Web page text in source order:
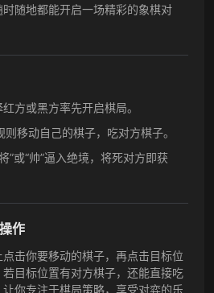
随地都能开启一场精彩的象棋对
方或黑方率先开启棋局。
则移动自己的棋子，吃对方棋子。
”或“帅”逼入绝境，将死对方即获
作
击你要移动的棋子，再点击目标位
目标位置有对方棋子，还能直接吃
你专注于棋局策略，享受对弈的乐